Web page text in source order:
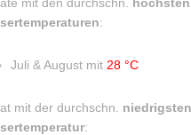
:
Juli & August mit 28 °C
mit der durchschn.
: